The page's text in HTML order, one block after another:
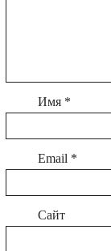
Имя *
Email *
Сайт